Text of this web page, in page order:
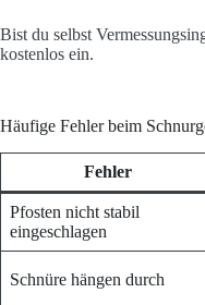
Bist du selbst
kostenlos ein.
Häufige Fehler beim
Fehler
Pfosten nicht stabil
eingeschlagen
Schnüre hängen durch